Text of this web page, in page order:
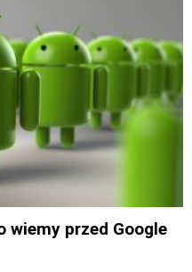
wiemy przed Google